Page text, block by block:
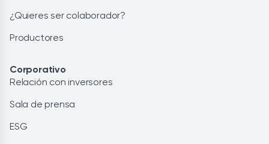
¿Quieres ser colaborador?
Productores
Corporativo
Relación con inversores
Sala de prensa
ESG